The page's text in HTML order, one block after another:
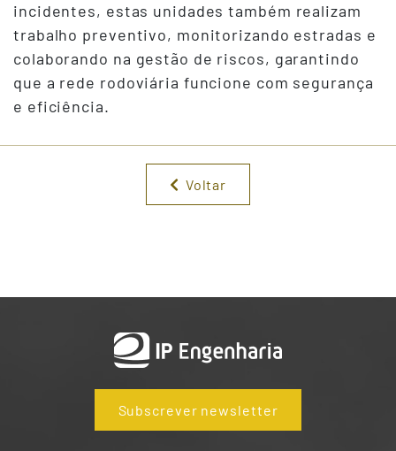
incidentes, estas unidades também realizam
trabalho preventivo, monitorizando estradas e
colaborando na gestão de riscos, garantindo
que a rede rodoviária funcione com segurança
e eficiência.
Voltar
Subscrever newsletter